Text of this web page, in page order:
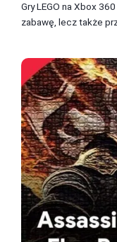
Gry LEGO na Xbox
zabawę, lecz także